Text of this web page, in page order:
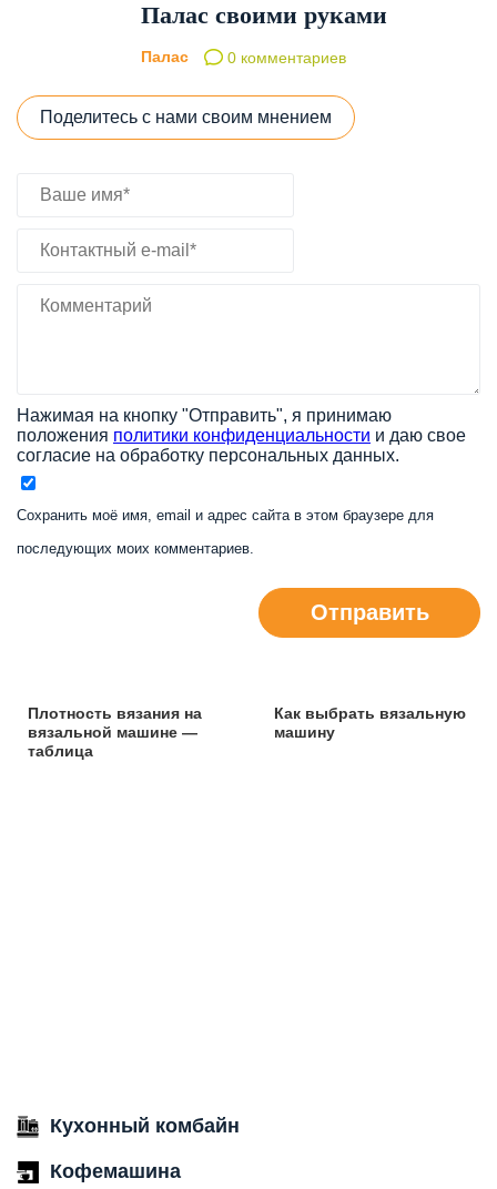
Палас своими руками
Палас 0 комментариев
Поделитесь с нами своим мнением
Нажимая на кнопку "Отправить", я принимаю
положения политики конфиденциальности и даю свое
согласие на обработку персональных данных.
Сохранить моё имя, email и адрес сайта в этом браузере для
последующих моих комментариев.
Отправить
Плотность вязания на
вязальной машине —
таблица
Как выбрать вязальную
машину
Кухонный комбайн
Кофемашина